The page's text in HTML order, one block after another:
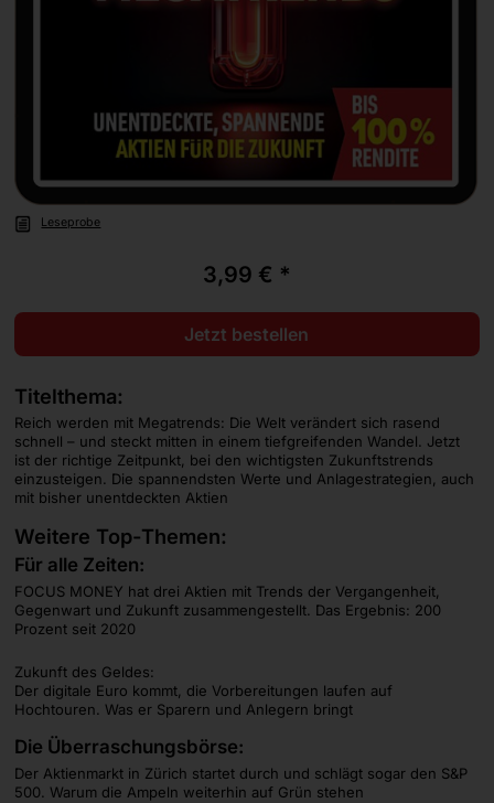
Leseprobe
3,99 € *
Jetzt bestellen
Titelthema:
Reich werden mit Megatrends: Die Welt verändert sich rasend
schnell – und steckt mitten in einem tiefgreifenden Wandel. Jetzt
ist der richtige Zeitpunkt, bei den wichtigsten Zukunftstrends
einzusteigen. Die spannendsten Werte und Anlagestrategien, auch
mit bisher unentdeckten Aktien
Weitere Top-Themen:
Für alle Zeiten:
FOCUS MONEY hat drei Aktien mit Trends der Vergangenheit,
Gegenwart und Zukunft zusammengestellt. Das Ergebnis: 200
Prozent seit 2020
Zukunft des Geldes:
Der digitale Euro kommt, die Vorbereitungen laufen auf
Hochtouren. Was er Sparern und Anlegern bringt
Die Überraschungsbörse:
Der Aktienmarkt in Zürich startet durch und schlägt sogar den S&P
500. Warum die Ampeln weiterhin auf Grün stehen